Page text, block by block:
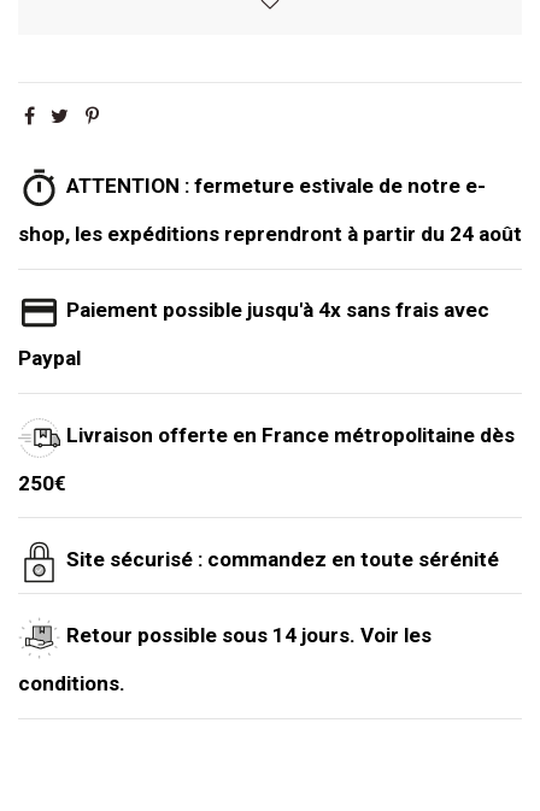
ATTENTION : fermeture estivale de notre e-
shop, les expéditions reprendront à partir du 24 août
Paiement possible jusqu'à 4x sans frais avec
Paypal
Livraison offerte en France métropolitaine dès
250€
Site sécurisé : commandez en toute sérénité
Retour possible sous 14 jours. Voir les
conditions.